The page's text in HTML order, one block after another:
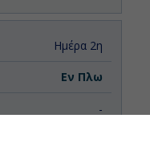
Ημέρα 2η
Εν Πλω
-